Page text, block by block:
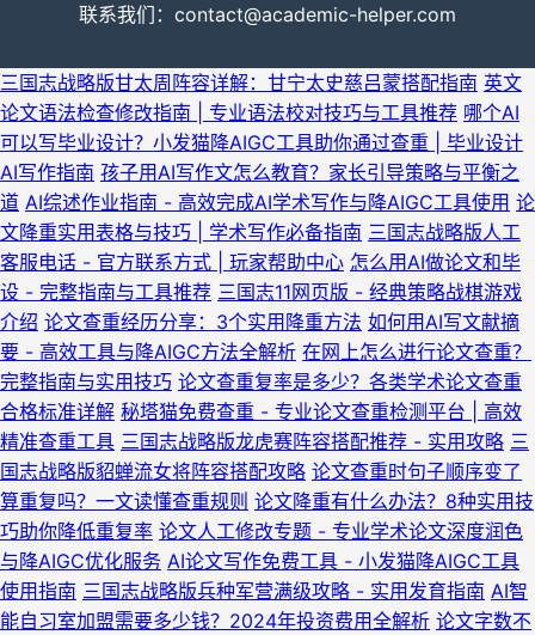
联系我们：contact@academic-helper.com
三国志战略版甘太周阵容详解：甘宁太史慈吕蒙搭配指南 英文
论文语法检查修改指南 | 专业语法校对技巧与工具推荐 哪个AI
可以写毕业设计？小发猫降AIGC工具助你通过查重 | 毕业设计
AI写作指南 孩子用AI写作文怎么教育？家长引导策略与平衡之
道 AI综述作业指南 - 高效完成AI学术写作与降AIGC工具使用 论
文降重实用表格与技巧 | 学术写作必备指南 三国志战略版人工
客服电话 - 官方联系方式 | 玩家帮助中心 怎么用AI做论文和毕
设 - 完整指南与工具推荐 三国志11网页版 - 经典策略战棋游戏
介绍 论文查重经历分享：3个实用降重方法 如何用AI写文献摘
要 - 高效工具与降AIGC方法全解析 在网上怎么进行论文查重？
完整指南与实用技巧 论文查重复率是多少？各类学术论文查重
合格标准详解 秘塔猫免费查重 - 专业论文查重检测平台 | 高效
精准查重工具 三国志战略版龙虎赛阵容搭配推荐 - 实用攻略 三
国志战略版貂蝉流女将阵容搭配攻略 论文查重时句子顺序变了
算重复吗？一文读懂查重规则 论文降重有什么办法？8种实用技
巧助你降低重复率 论文人工修改专题 - 专业学术论文深度润色
与降AIGC优化服务 AI论文写作免费工具 - 小发猫降AIGC工具
使用指南 三国志战略版兵种军营满级攻略 - 实用发育指南 AI智
能自习室加盟需要多少钱？2024年投资费用全解析 论文字数不